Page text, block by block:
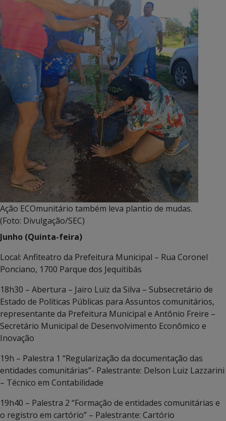
Ação ECOmunitário também leva plantio de mudas.
(Foto: Divulgação/SEC)
Junho (Quinta-feira)
Local: Anfiteatro da Prefeitura Municipal – Rua Coronel
Ponciano, 1700 Parque dos Jequitibás
18h30 – Abertura – Jairo Luiz da Silva – Subsecretário de
Estado de Políticas Públicas para Assuntos comunitários,
representante da Prefeitura Municipal e Antônio Freire –
Secretário Municipal de Desenvolvimento Econômico e
Inovação
19h – Palestra 1 “Regularização da documentação das
entidades comunitárias”- Palestrante: Delson Luiz Lazzarini
– Técnico em Contabilidade
19h40 – Palestra 2 “Formação de entidades comunitárias e
o registro em cartório” – Palestrante: Cartório